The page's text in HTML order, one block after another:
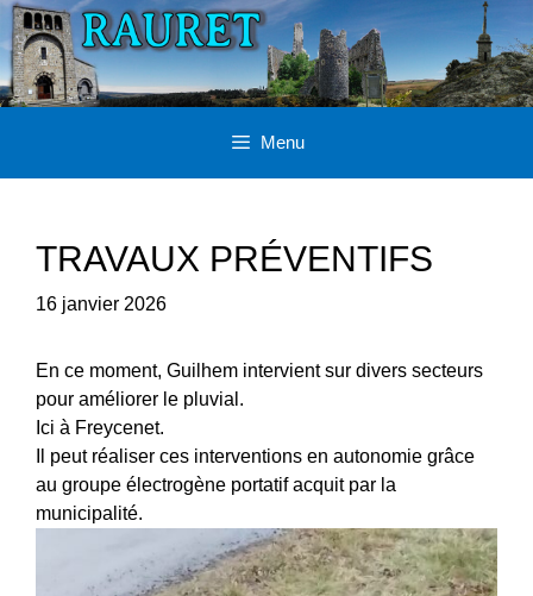
Aller
au
contenu
Menu
TRAVAUX PRÉVENTIFS
16 janvier 2026
En ce moment, Guilhem intervient sur divers secteurs
pour améliorer le pluvial.
Ici à Freycenet.
Il peut réaliser ces interventions en autonomie grâce
au groupe électrogène portatif acquit par la
municipalité.